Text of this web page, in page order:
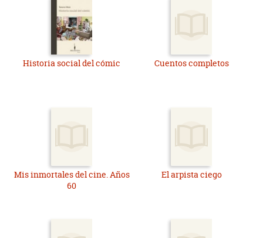
Historia social del cómic Cuentos completos
Mis inmortales del cine. Años
60
El arpista ciego